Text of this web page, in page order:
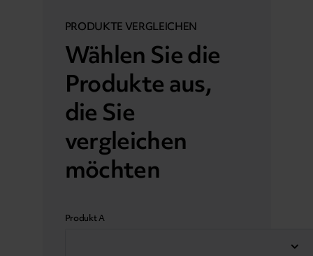
PRODUKTE VERGLEICHEN
Wählen Sie die
Produkte aus,
die Sie
vergleichen
möchten
Produkt A